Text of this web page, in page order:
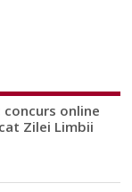
online
Zilei Limbii